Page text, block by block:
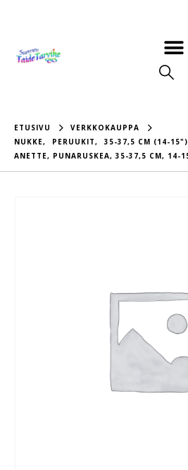
ETUSIVU
VERKKOKAUPPA
NUKKE, PERUUKIT,
35-37,5 CM (14-15")
ANETTE, PUNARUSKEA, 35-37,5 CM, 14-